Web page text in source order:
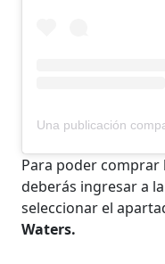
Para poder comprar
deberás ingresar a
seleccionar el
Waters.